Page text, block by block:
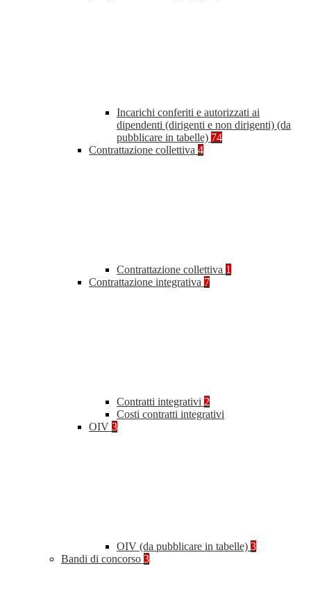
Incarichi conferiti e autorizzati ai
dipendenti (dirigenti e non dirigenti) (da
pubblicare in tabelle) 74
Contrattazione collettiva 4
Contrattazione collettiva 1
Contrattazione integrativa 7
Contratti integrativi 2
Costi contratti integrativi
OIV 3
OIV (da pubblicare in tabelle) 3
Bandi di concorso 3